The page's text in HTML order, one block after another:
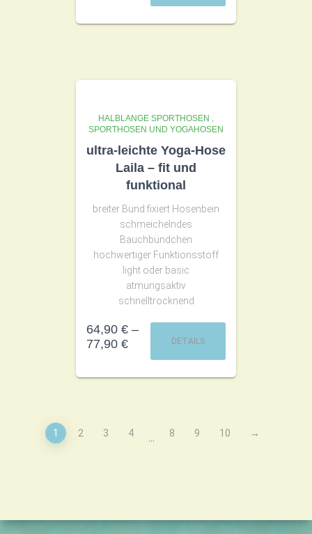
HALBLANGE SPORTHOSEN ,
SPORTHOSEN UND YOGAHOSEN
ultra-leichte Yoga-Hose
Laila – fit und
funktional
breiter Bund fixiert Hosenbein
schmeichelndes
Bauchbündchen
hochwertiger Funktionsstoff
light oder basic
atmungsaktiv
schnelltrocknend
64,90 € –
77,90 € DETAILS
1 2 3 4 8 9 10 →